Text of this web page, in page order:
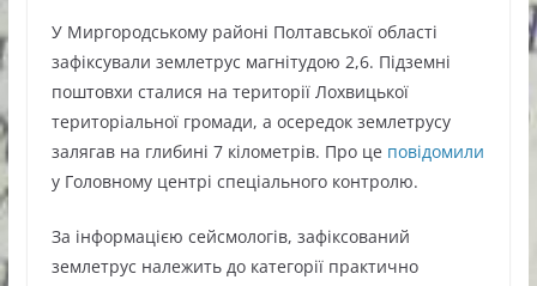
У Миргородському районі Полтавської області
зафіксували землетрус магнітудою 2,6. Підземні
поштовхи сталися на території Лохвицької
територіальної громади, а осередок землетрусу
залягав на глибині 7 кілометрів. Про це повідомили
у Головному центрі спеціального контролю.
За інформацією сейсмологів, зафіксований
землетрус належить до категорії практично